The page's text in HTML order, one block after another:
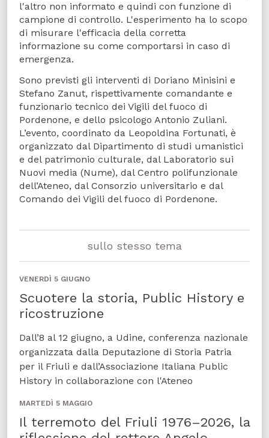
l'altro non informato e quindi con funzione di
campione di controllo. L'esperimento ha lo scopo
di misurare l'efficacia della corretta
informazione su come comportarsi in caso di
emergenza.
Sono previsti gli interventi di Doriano Minisini e
Stefano Zanut, rispettivamente comandante e
funzionario tecnico dei Vigili del fuoco di
Pordenone, e dello psicologo Antonio Zuliani.
L’evento, coordinato da Leopoldina Fortunati, è
organizzato dal Dipartimento di studi umanistici
e del patrimonio culturale, dal Laboratorio sui
Nuovi media (Nume), dal Centro polifunzionale
dell’Ateneo, dal Consorzio universitario e dal
Comando dei Vigili del fuoco di Pordenone.
sullo stesso tema
VENERDÌ 5 GIUGNO
Scuotere la storia, Public History e
ricostruzione
Dall’8 al 12 giugno, a Udine, conferenza nazionale
organizzata dalla Deputazione di Storia Patria
per il Friuli e dall’Associazione Italiana Public
History in collaborazione con l'Ateneo
MARTEDÌ 5 MAGGIO
Il terremoto del Friuli 1976–2026, la